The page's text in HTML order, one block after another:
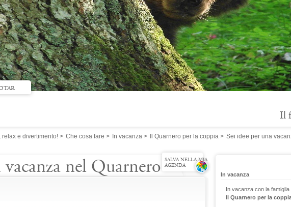
Il
e divertimento!> Che cosa fare > In vacanza> Il Quarnero per la coppia> Sei idee per una
nel Quarnero SALVA NELLA MIA
AGENDA
In vacanza
In vacanza con la famiglia
Il Quarnero per la